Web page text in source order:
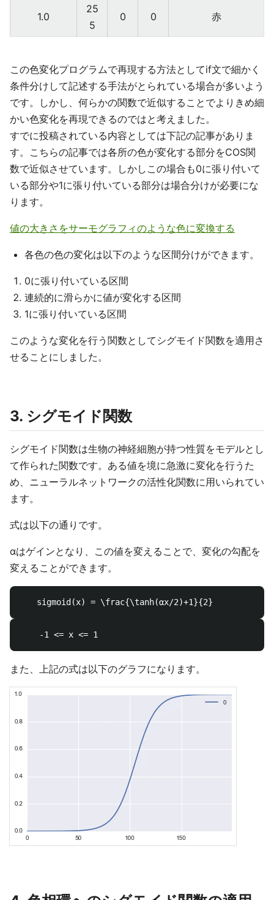
1.0
25
5
0 0 赤
この色変化プログラムで再現する方法としてif文で細かく
条件分けして記述する手法がとられている場合が多いよう
です。しかし、何らかの関数で近似することでよりきめ細
かい色変化を再現できるのではと考えました。
すでに投稿されている内容としては下記の記事がありま
す。こちらの記事では各所の色が変化する部分をCOS関
数で近似させています。しかしこの場合も0に張り付いて
いる部分や1に張り付いている部分は場合分けが必要にな
ります。
値の大きさをサーモグラフィのような色に変換する
各色の色の変化は以下のような区間分けができます。
0に張り付いている区間
連続的に滑らかに値が変化する区間
1に張り付いている区間
このような変化を行う関数としてシグモイド関数を適用さ
せることにしました。
3. シグモイド関数
シグモイド関数は生物の神経細胞が持つ性質をモデルとし
て作られた関数です。ある値を境に急激に変化を行うた
め、ニューラルネットワークの活性化関数に用いられてい
ます。
式は以下の通りです。
αはゲインとなり、この値を変えることで、変化の勾配を
変えることができます。
また、上記の式は以下のグラフになります。